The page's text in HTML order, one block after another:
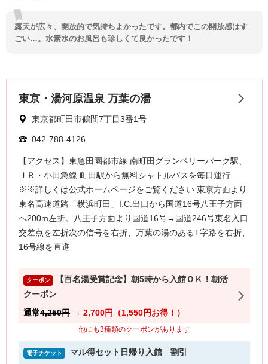
露天が広々、開放的で気持ちよかったです。都内でこの開放感はす
ごい…。水素水のお風呂も珍しくて良かったです！